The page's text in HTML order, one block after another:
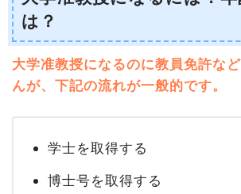
は？
大学准教授になるのに教員免許な
んが、下記の流れが一般的です。
学士を取得する
博士号を取得する